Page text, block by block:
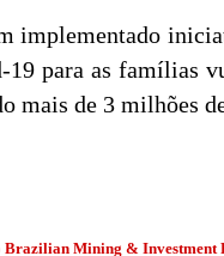
implementado
19 para as famílias
mais de 3 milhões
Brazilian Mining & Investment